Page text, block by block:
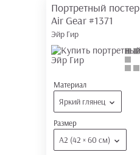
Портретный постер
Air Gear #1371
Эйр Гир
Материал
Яркий глянец
Размер
А2 (42 × 60 см)